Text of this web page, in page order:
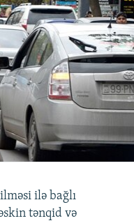
ilə bağlı
tənqid və